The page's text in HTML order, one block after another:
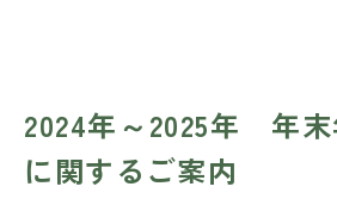
2024年～2025年 年
に関するご案内